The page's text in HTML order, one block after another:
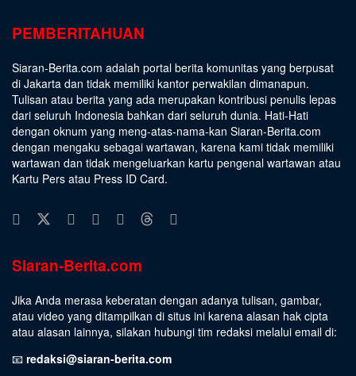
PEMBERITAHUAN
Siaran-Berita.com adalah portal berita komunitas yang berpusat
di Jakarta dan tidak memiliki kantor perwakilan dimanapun.
Tulisan atau berita yang ada merupakan kontribusi penulis lepas
dari seluruh Indonesia bahkan dari seluruh dunia. Hati-Hati
dengan oknum yang meng-atas-nama-kan Siaran-Berita.com
dengan mengaku sebagai wartawan, karena kami tidak memiliki
wartawan dan tidak mengeluarkan kartu pengenal wartawan atau
Kartu Pers atau Press ID Card.
Siaran-Berita.com
Jika Anda merasa keberatan dengan adanya tulisan, gambar,
atau video yang ditampilkan di situs ini karena alasan hak cipta
atau alasan lainnya, silakan hubungi tim redaksi melalui email di:
📧 redaksi@siaran-berita.com